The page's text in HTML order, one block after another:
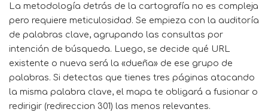
La metodología detrás de la cartografía no es compleja
pero requiere meticulosidad. Se empieza con la auditoría
de palabras clave, agrupando las consultas por
intención de búsqueda. Luego, se decide qué URL
existente o nueva será la «dueña» de ese grupo de
palabras. Si detectas que tienes tres páginas atacando
la misma palabra clave, el mapa te obligará a fusionar o
redirigir (redireccion 301) las menos relevantes.